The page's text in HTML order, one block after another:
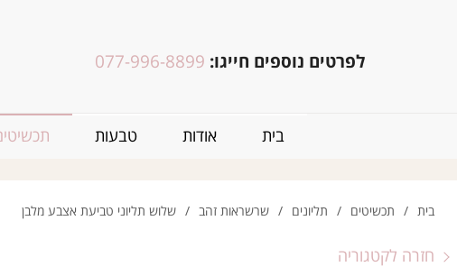
לפרטים נוספים חייגו: 077-996-8899
בית אודות טבעות
בית / תכשיטים / תליונים / שרשראות זהב / שלוש תליוני טביעת אצבע מלבן
חזרה לקטגוריה